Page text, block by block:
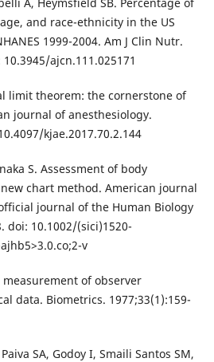
and race-ethnicity in the US
1999-2004. Am J Clin Nutr.
ajcn.111.025171
limit theorem: the cornerstone of
journal of anesthesiology.
kjae.2017.70.2.144
S. Assessment of body
chart method. American journal
journal of the Human Biology
doi: 10.1002/(sici)1520-
v
measurement of observer
data. Biometrics. 1977;33(1):159-
SA, Godoy I, Smaili Santos SM,